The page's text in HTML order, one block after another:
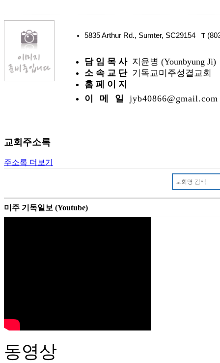
5835 Arthur Rd., Sumter, SC29154 T
담 임 목 사 지윤병 (Younbyung Ji)
소 속 교 단 기독교미주성결교회
홈 페 이 지
이 메 일
jyb40866@gmail.com
교회주소록
주소록 더보기
미주 기독일보 (Youtube)
동영상